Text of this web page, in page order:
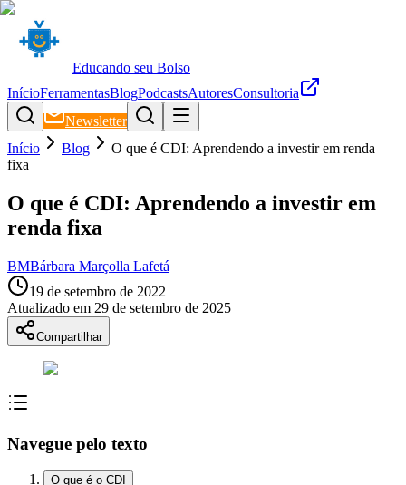
Educando seu Bolso
InícioFerramentasBlogPodcastsAutoresConsultoria
Newsletter
Início
Blog
O que é CDI: Aprendendo a investir em renda
fixa
O que é CDI: Aprendendo a investir em
renda fixa
BMBárbara Marçolla Lafetá
19 de setembro de 2022
Atualizado em 29 de setembro de 2025
Compartilhar
Navegue pelo texto
O que é o CDI